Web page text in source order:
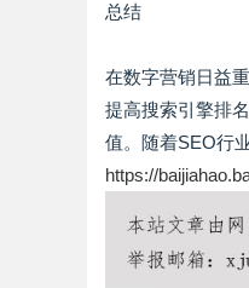
总结
在数字营销日益
提高搜索引擎排
值。随着SEO行
https://